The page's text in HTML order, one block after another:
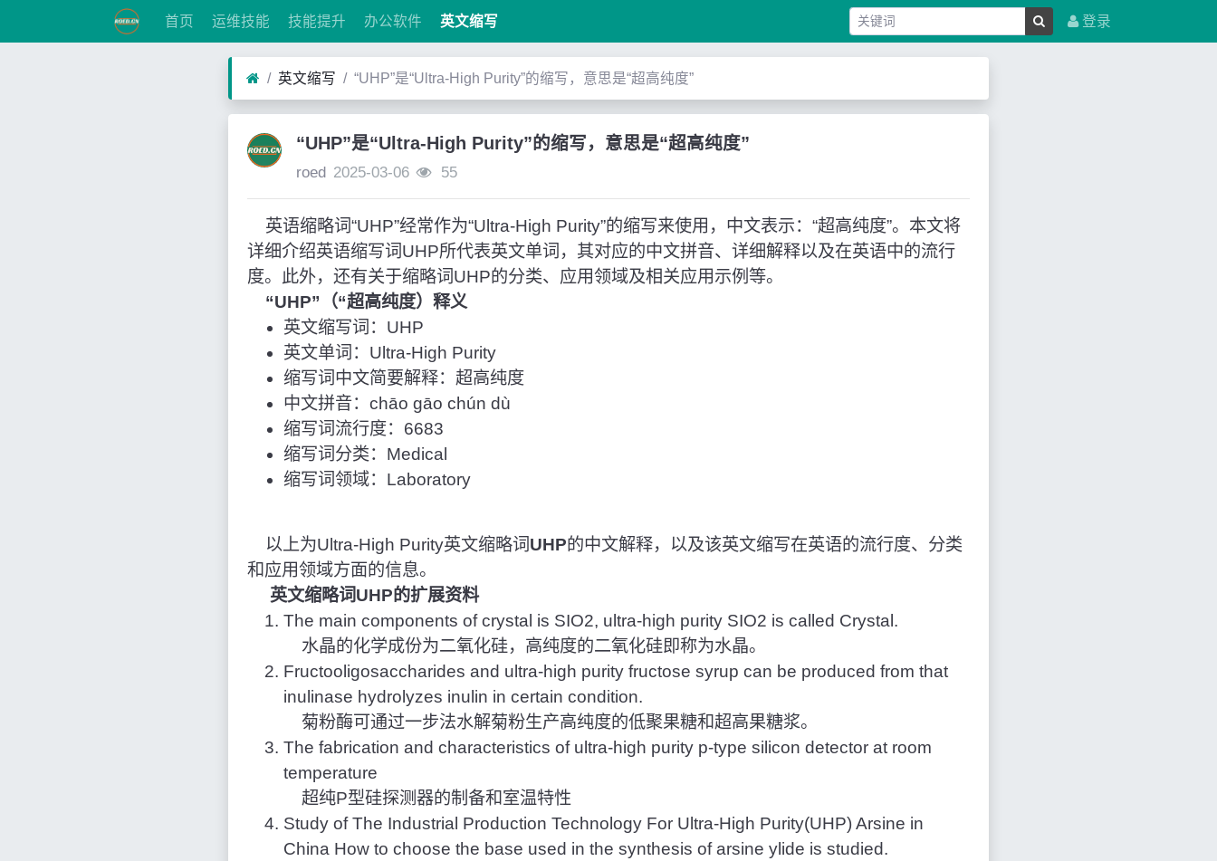
首页 运维技能 技能提升 办公软件 英文缩写 登录
英文缩写 “UHP”是“Ultra-High Purity”的缩写，意思是“超高纯度”
“UHP”是“Ultra-High Purity”的缩写，意思是“超高纯度”
roed 2025-03-06 55
英语缩略词“UHP”经常作为“Ultra-High Purity”的缩写来使用，中文表示：“超高纯度”。本文将
详细介绍英语缩写词UHP所代表英文单词，其对应的中文拼音、详细解释以及在英语中的流行
度。此外，还有关于缩略词UHP的分类、应用领域及相关应用示例等。
“UHP”（“超高纯度）释义
英文缩写词：UHP
英文单词：Ultra-High Purity
缩写词中文简要解释：超高纯度
中文拼音：chāo gāo chún dù
缩写词流行度：6683
缩写词分类：Medical
缩写词领域：Laboratory
以上为Ultra-High Purity英文缩略词 UHP的中文解释，以及该英文缩写在英语的流行度、分类
和应用领域方面的信息。
英文缩略词UHP的扩展资料
The main components of crystal is SIO2, ultra-high purity SIO2 is called Crystal.
水晶的化学成份为二氧化硅，高纯度的二氧化硅即称为水晶。
Fructooligosaccharides and ultra-high purity fructose syrup can be produced from that
inulinase hydrolyzes inulin in certain condition.
菊粉酶可通过一步法水解菊粉生产高纯度的低聚果糖和超高果糖浆。
The fabrication and characteristics of ultra-high purity p-type silicon detector at room
temperature
超纯P型硅探测器的制备和室温特性
Study of The Industrial Production Technology For Ultra-High Purity(UHP) Arsine in
China How to choose the base used in the synthesis of arsine ylide is studied.